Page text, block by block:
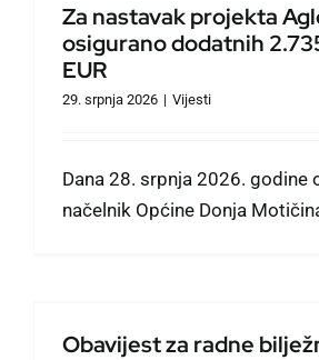
Civilna zaštita
Za nastavak projekta
osigurano dodatnih
EUR
29. srpnja 2026 | Vijesti
Dana 28. srpnja 2026. godine
načelnik Općine Donja
Obavijest za radne